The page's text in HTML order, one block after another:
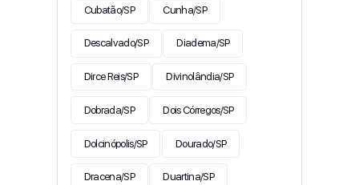
Cubatão/SP Cunha/SP
Descalvado/SP Diadema/SP
Dirce Reis/SP Divinolândia/SP
Dobrada/SP Dois Córregos/SP
Dolcinópolis/SP Dourado/SP
Dracena/SP Duartina/SP